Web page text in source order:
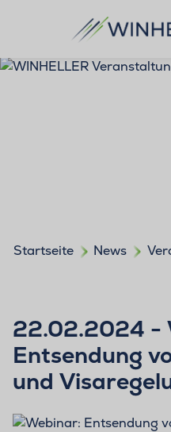
Startseite News
22.02.2024 -
Entsendung
und